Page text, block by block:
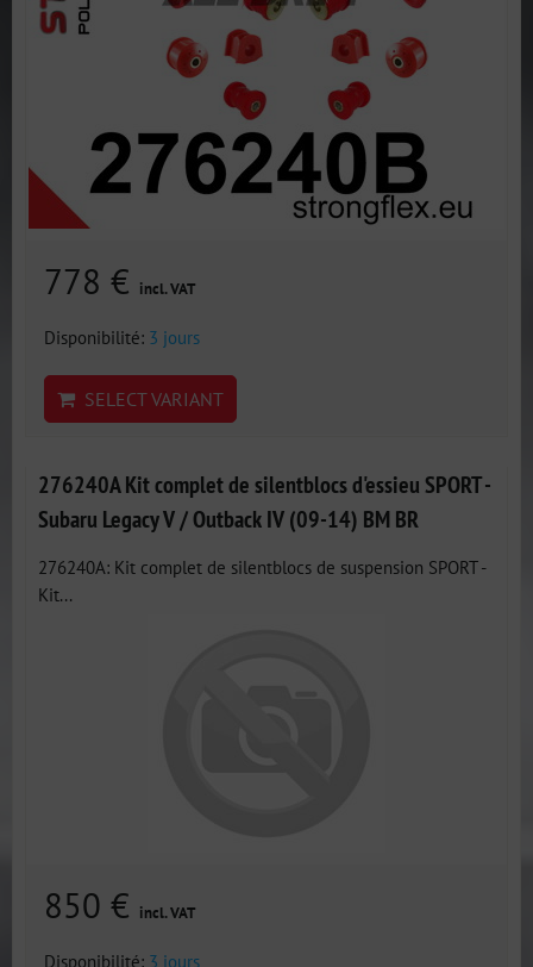
778 € incl. VAT
Disponibilité: 3 jours
SELECT VARIANT
276240A Kit complet de silentblocs d'essieu SPORT -
Subaru Legacy V / Outback IV (09-14) BM BR
276240A: Kit complet de silentblocs de suspension SPORT -
Kit...
850 € incl. VAT
Disponibilité: 3 jours